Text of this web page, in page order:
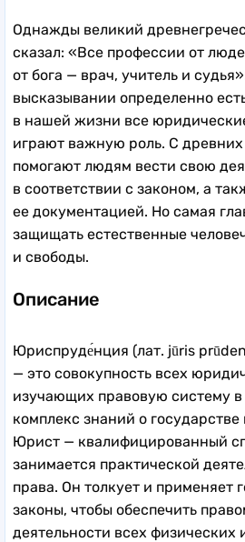
Однажды великий
сказал: «Все профессии от
от бога — врач, учитель и
высказывании определенно
в нашей жизни все
играют важную роль. С
помогают людям вести свою
в соответствии с законом, а
ее документацией. Но самая
защищать естественные
и свободы.
Описание
Юриспруде́нция (лат. jūris
— это совокупность всех
изучающих правовую систему
комплекс знаний о
Юрист — квалифицированный
занимается практической
права. Он толкует и применяет
законы, чтобы обеспечить
деятельности всех